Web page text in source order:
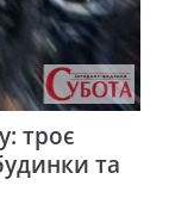
троє
та